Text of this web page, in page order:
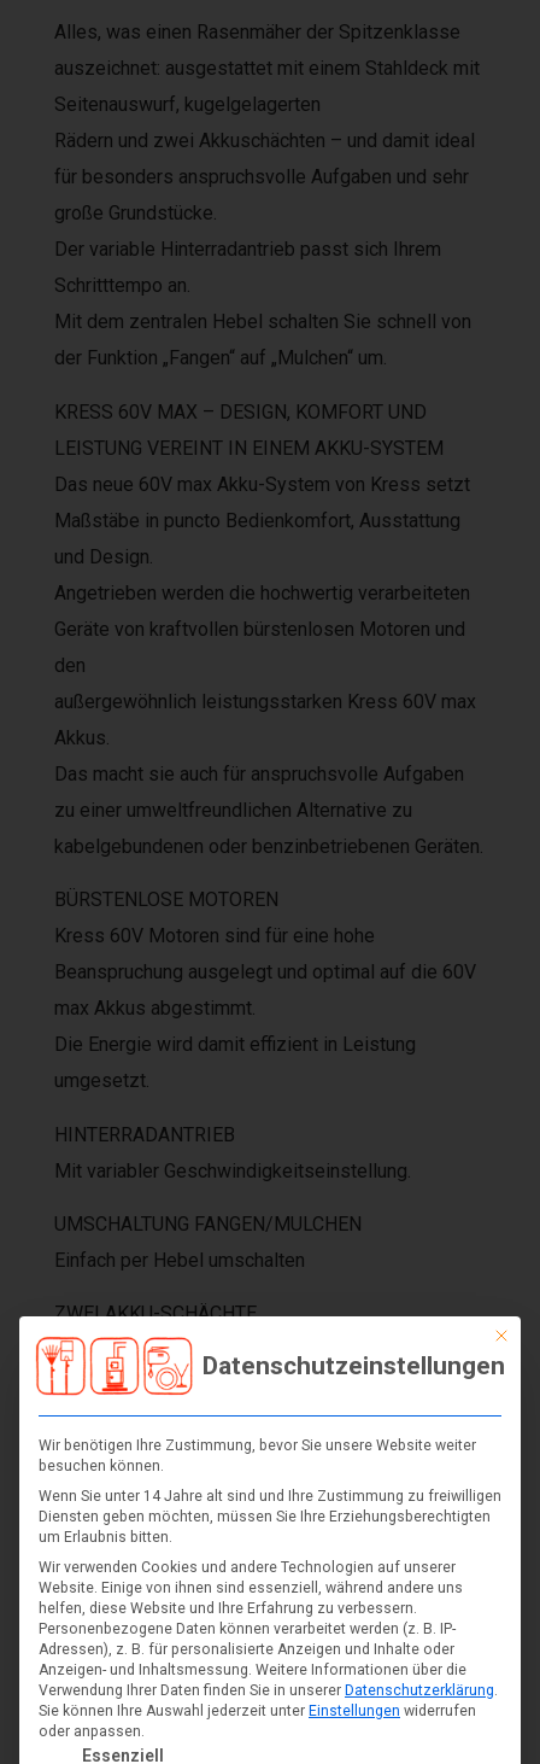
Alles, was einen Rasenmäher der Spitzenklasse
auszeichnet: ausgestattet mit einem Stahldeck mit
Seitenauswurf, kugelgelagerten
Rädern und zwei Akkuschächten – und damit ideal
für besonders anspruchsvolle Aufgaben und sehr
große Grundstücke.
Der variable Hinterradantrieb passt sich Ihrem
Schritttempo an.
Mit dem zentralen Hebel schalten Sie schnell von
der Funktion „Fangen“ auf „Mulchen“ um.
KRESS 60V MAX – DESIGN, KOMFORT UND
LEISTUNG VEREINT IN EINEM AKKU-SYSTEM
Das neue 60V max Akku-System von Kress setzt
Maßstäbe in puncto Bedienkomfort, Ausstattung
und Design.
Angetrieben werden die hochwertig verarbeiteten
Geräte von kraftvollen bürstenlosen Motoren und
den
außergewöhnlich leistungsstarken Kress 60V max
Akkus.
Das macht sie auch für anspruchsvolle Aufgaben
zu einer umweltfreundlichen Alternative zu
kabelgebundenen oder benzinbetriebenen Geräten.
BÜRSTENLOSE MOTOREN
Kress 60V Motoren sind für eine hohe
Beanspruchung ausgelegt und optimal auf die 60V
max Akkus abgestimmt.
Die Energie wird damit effizient in Leistung
umgesetzt.
HINTERRADANTRIEB
Mit variabler Geschwindigkeitseinstellung.
UMSCHALTUNG FANGEN/MULCHEN
Einfach per Hebel umschalten
ZWEI AKKU-SCHÄCHTE
Mit automatischer Akku-Umschaltung.
3-in-1
Fangen – Mulchen – Seitenauswurf
DOPPELT KUGELGELAGERTE RÄDER
Leichter Lauf bei sehr geringem Verschleiß
ZENTRALE HÖHENVERSTELLUNG
Leichte Einstellung der 7 Schnitthöhen
IM HOLM VERLEGTE KABEL
Sämtliche Kabel befinden sich innerhalb des
Holms – für ein müheloses Zusammenklappen und
Mit
Datenschutzeinstellungen
Wir benötigen Ihre Zustimmung, bevor Sie unsere Website weiter
besuchen können.
Wenn Sie unter 14 Jahre alt sind und Ihre Zustimmung zu freiwilligen
Diensten geben möchten, müssen Sie Ihre Erziehungsberechtigten
um Erlaubnis bitten.
Wir verwenden Cookies und andere Technologien auf unserer
Website. Einige von ihnen sind essenziell, während andere uns
helfen, diese Website und Ihre Erfahrung zu verbessern.
Personenbezogene Daten können verarbeitet werden (z. B. IP-
Adressen), z. B. für personalisierte Anzeigen und Inhalte oder
Anzeigen- und Inhaltsmessung. Weitere Informationen über die
Verwendung Ihrer Daten finden Sie in unserer Datenschutzerklärung.
Sie können Ihre Auswahl jederzeit unter Einstellungen widerrufen
oder anpassen.
Es folgt eine Liste der Service-Gruppen, für die eine
Essenziell